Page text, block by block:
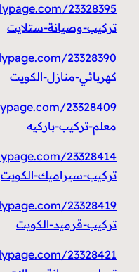
تركيب-وصيانة-ستلايت
كهربائي-منازل-الكويت
معلم-تركيب-باركيه
تركيب-سيراميك-الكويت
تركيب-قرميد-الكويت